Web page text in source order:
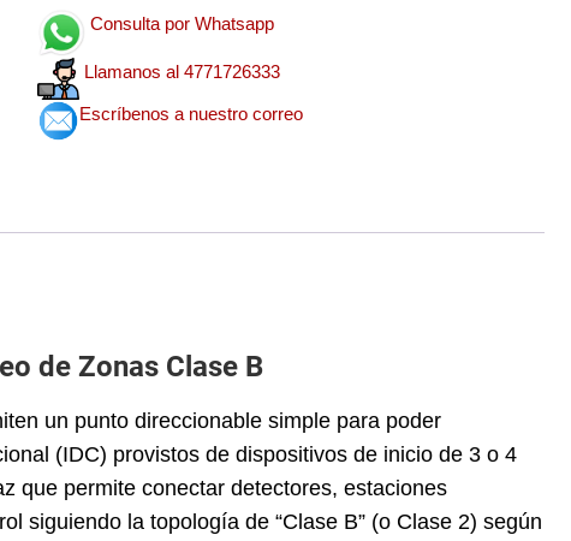
Consulta por Whatsapp
Llamanos al 4771726333
Escríbenos a nuestro correo
de Zonas Clase B
un punto direccionable simple para poder
(IDC) provistos de dispositivos de inicio de 3 o 4
que permite conectar detectores, estaciones
siguiendo la topología de “Clase B” (o Clase 2) según